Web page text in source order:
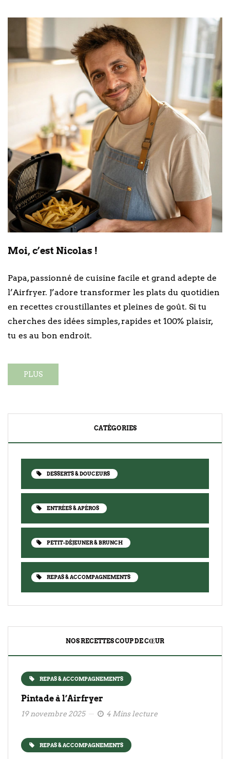
Moi, c’est Nicolas !
Papa, passionné de cuisine facile et grand adepte de
l’Airfryer. J’adore transformer les plats du quotidien
en recettes croustillantes et pleines de goût. Si tu
cherches des idées simples, rapides et 100% plaisir,
tu es au bon endroit.
PLUS
CATÉGORIES
DESSERTS & DOUCEURS
ENTRÉES & APÉROS
PETIT-DÉJEUNER & BRUNCH
REPAS & ACCOMPAGNEMENTS
NOS RECETTES COUP DE CŒUR
REPAS & ACCOMPAGNEMENTS
Pintade à l’Airfryer
19 novembre 2025 4 Mins lecture
REPAS & ACCOMPAGNEMENTS